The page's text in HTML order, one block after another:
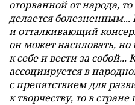
оторванной от народа,
делается
и отталкивающий
он может насиловать,
к себе и вести за собой...
ассоциируется в
с препятствием для
к творчеству, то в